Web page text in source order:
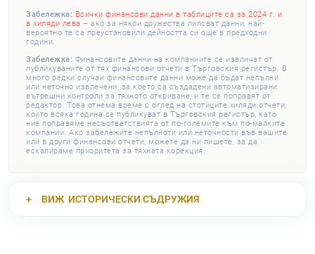
Забележка: Всички финансови данни в таблиците са за 2024 г. и
в хиляди лева – ако за някои дружества липсват данни, най-
вероятно те са преустановили дейността си още в предходни
години.
Забележка: Финансовите данни на компаниите се извличат от
публикуваните от тях финансови отчети в Търговския регистър. В
много редки случаи финансовите данни може да бъдат непълни
или неточно извлечени, за което са създадени автоматизирани
вътрешни контроли за тяхното откриване, и те се поправят от
редактор. Това отнема време с оглед на стотиците хиляди отчети,
които всяка година се публикуват в Търговския регистър, като
ние поправяме несъответствията от по-големите към по-малките
компании. Ако забележите непълноти или неточности във вашите
или в други финансови отчети, можете да ни пишете, за да
ескалираме приоритета за тяхната корекция.
ВИЖ ИСТОРИЧЕСКИ СЪДРУЖИЯ